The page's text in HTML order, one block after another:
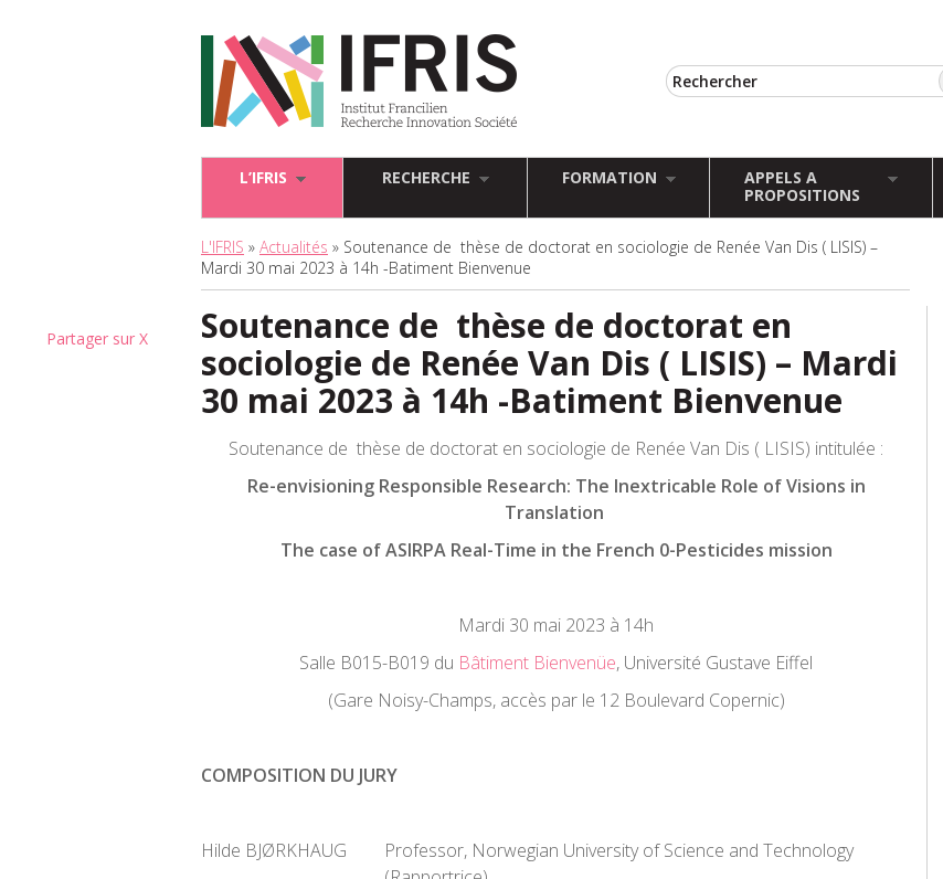
L’IFRIS RECHERCHE FORMATION
APPELS A
PROPOSITIONS
L'IFRIS » Actualités » Soutenance de thèse de doctorat en sociologie de Renée Van Dis ( LISIS) –
Mardi 30 mai 2023 à 14h -Batiment Bienvenue
Partager sur X
Soutenance de thèse de doctorat en
sociologie de Renée Van Dis ( LISIS) – Mardi
30 mai 2023 à 14h -Batiment Bienvenue
Soutenance de thèse de doctorat en sociologie de Renée Van Dis ( LISIS) intitulée :
Re-envisioning Responsible Research: The Inextricable Role of Visions in
Translation
The case of ASIRPA Real-Time in the French 0-Pesticides mission
Mardi 30 mai 2023 à 14h
Salle B015-B019 du Bâtiment Bienvenüe, Université Gustave Eiffel
(Gare Noisy-Champs, accès par le 12 Boulevard Copernic)
COMPOSITION DU JURY
Hilde BJØRKHAUG
Professor, Norwegian University of Science and Technology